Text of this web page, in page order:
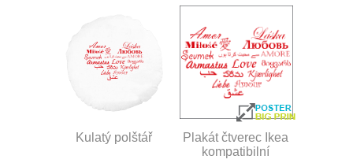
Kulatý polštář
Plakát čtverec Ikea
kompatibilní